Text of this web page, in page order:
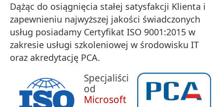
Dążąc do osiągnięcia stałej satysfakcji Klienta i
zapewnieniu najwyższej jakości świadczonych
usług posiadamy Certyfikat ISO 9001:2015 w
zakresie usługi szkoleniowej w środowisku IT
oraz akredytację PCA.
Specjaliści
od
Microsoft